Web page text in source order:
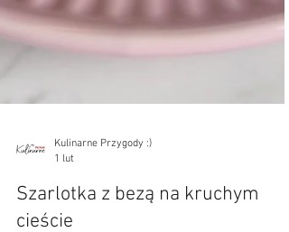
Kulinarne Przygody :)